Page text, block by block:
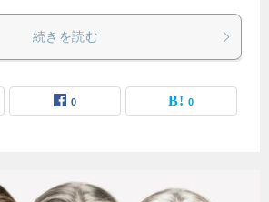
続きを読む
0 0